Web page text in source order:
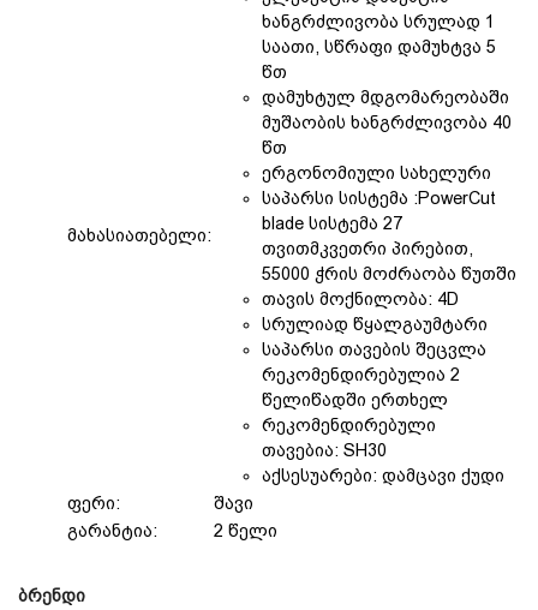
მახასიათებელი:
ხანგრძლივობა სრულად 1
საათი, სწრაფი დამუხტვა 5
წთ
დამუხტულ მდგომარეობაში
მუშაობის ხანგრძლივობა 40
წთ
ერგონომიული სახელური
საპარსი სისტემა :PowerCut
blade სისტემა 27
თვითმკვეთრი პირებით,
55000 ჭრის მოძრაობა წუთში
თავის მოქნილობა: 4D
სრულიად წყალგაუმტარი
საპარსი თავების შეცვლა
რეკომენდირებულია 2
წელიწადში ერთხელ
რეკომენდირებული
თავებია: SH30
აქსესუარები: დამცავი ქუდი
ფერი:
შავი
გარანტია:
2 წელი
ბრენდი